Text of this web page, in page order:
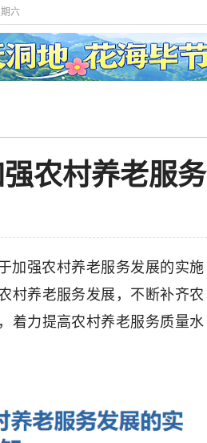
六
农村养老服务
加强农村养老服务发展的实施
村养老服务发展，不断补齐农
着力提高农村养老服务质量水